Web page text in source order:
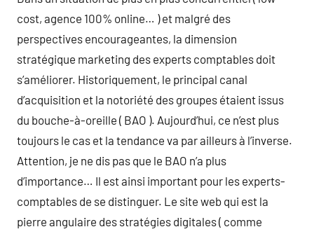
cost, agence 100% online… ) et malgré des
perspectives encourageantes, la dimension
stratégique marketing des experts comptables doit
s’améliorer. Historiquement, le principal canal
d’acquisition et la notoriété des groupes étaient issus
du bouche-à-oreille ( BAO ). Aujourd’hui, ce n’est plus
toujours le cas et la tendance va par ailleurs à l’inverse.
Attention, je ne dis pas que le BAO n’a plus
d’importance… Il est ainsi important pour les experts-
comptables de se distinguer. Le site web qui est la
pierre angulaire des stratégies digitales ( comme